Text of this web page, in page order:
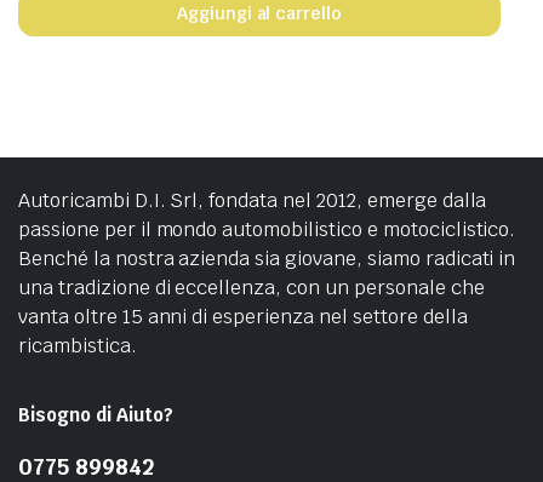
Aggiungi al carrello
Autoricambi D.I. Srl, fondata nel 2012, emerge dalla
passione per il mondo automobilistico e motociclistico.
Benché la nostra azienda sia giovane, siamo radicati in
una tradizione di eccellenza, con un personale che
vanta oltre 15 anni di esperienza nel settore della
ricambistica.
Bisogno di Aiuto?
0775 899842